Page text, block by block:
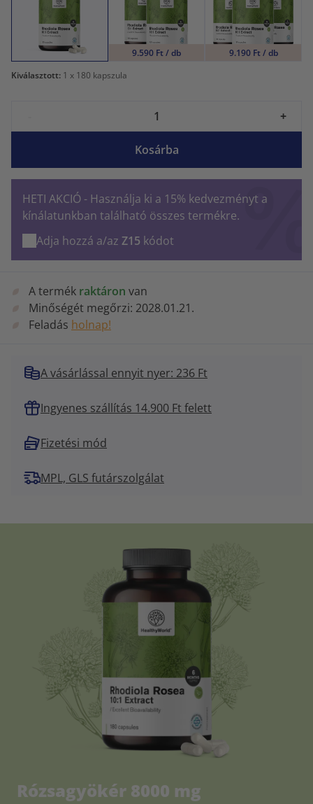
9.590 Ft / db
9.190 Ft / db
Kiválasztott: 1 x 180 kapszula
+
Kosárba
HETI AKCIÓ - Használja ki a 15% kedvezményt a
kínálatunkban található összes termékre.
Adja hozzá a/az Z15 kódot
A termék raktáron van
Minőségét megőrzi: 2028.01.21.
Feladás holnap!
A vásárlással ennyit nyer: 236 Ft
Ingyenes szállítás 14.900 Ft felett
Fizetési mód
MPL, GLS futárszolgálat
Rózsagyökér 8000 mg